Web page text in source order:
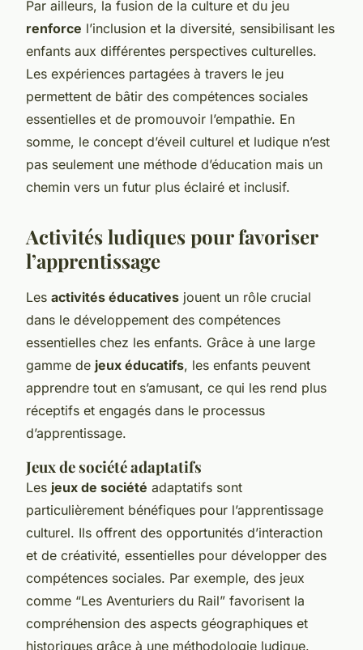
Par ailleurs, la fusion de la culture et du jeu
renforce l’inclusion et la diversité, sensibilisant les
enfants aux différentes perspectives culturelles.
Les expériences partagées à travers le jeu
permettent de bâtir des compétences sociales
essentielles et de promouvoir l’empathie. En
somme, le concept d’éveil culturel et ludique n’est
pas seulement une méthode d’éducation mais un
chemin vers un futur plus éclairé et inclusif.
Activités ludiques pour favoriser
l’apprentissage
Les activités éducatives jouent un rôle crucial
dans le développement des compétences
essentielles chez les enfants. Grâce à une large
gamme de jeux éducatifs, les enfants peuvent
apprendre tout en s’amusant, ce qui les rend plus
réceptifs et engagés dans le processus
d’apprentissage.
Jeux de société adaptatifs
Les jeux de société adaptatifs sont
particulièrement bénéfiques pour l’apprentissage
culturel. Ils offrent des opportunités d’interaction
et de créativité, essentielles pour développer des
compétences sociales. Par exemple, des jeux
comme “Les Aventuriers du Rail” favorisent la
compréhension des aspects géographiques et
historiques grâce à une méthodologie ludique.